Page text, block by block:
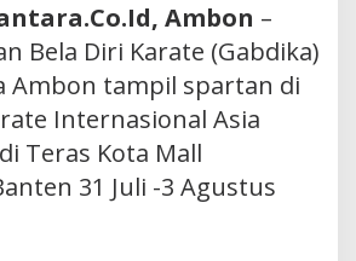
Ambon –
Bela Diri Karate (Gabdika)
Ambon tampil spartan di
Internasional Asia
Teras Kota Mall
31 Juli -3 Agustus